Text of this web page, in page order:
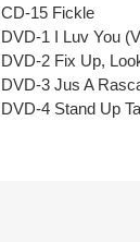
CD-15 Fickle
DVD-1 I Luv You
DVD-2 Fix Up,
DVD-3 Jus A
DVD-4 Stand Up